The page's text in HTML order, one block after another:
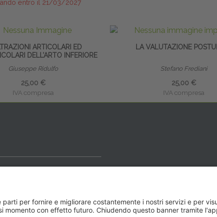
entro il 21/03/2027
ARTICOLARI ED
DELL’ARTO INFERIORE
Giuseppe Ridulfo
25,00 €
IVA compresa
LA VALUTAZIONE
Stefano Frediani
25,00 €
IVA compresa